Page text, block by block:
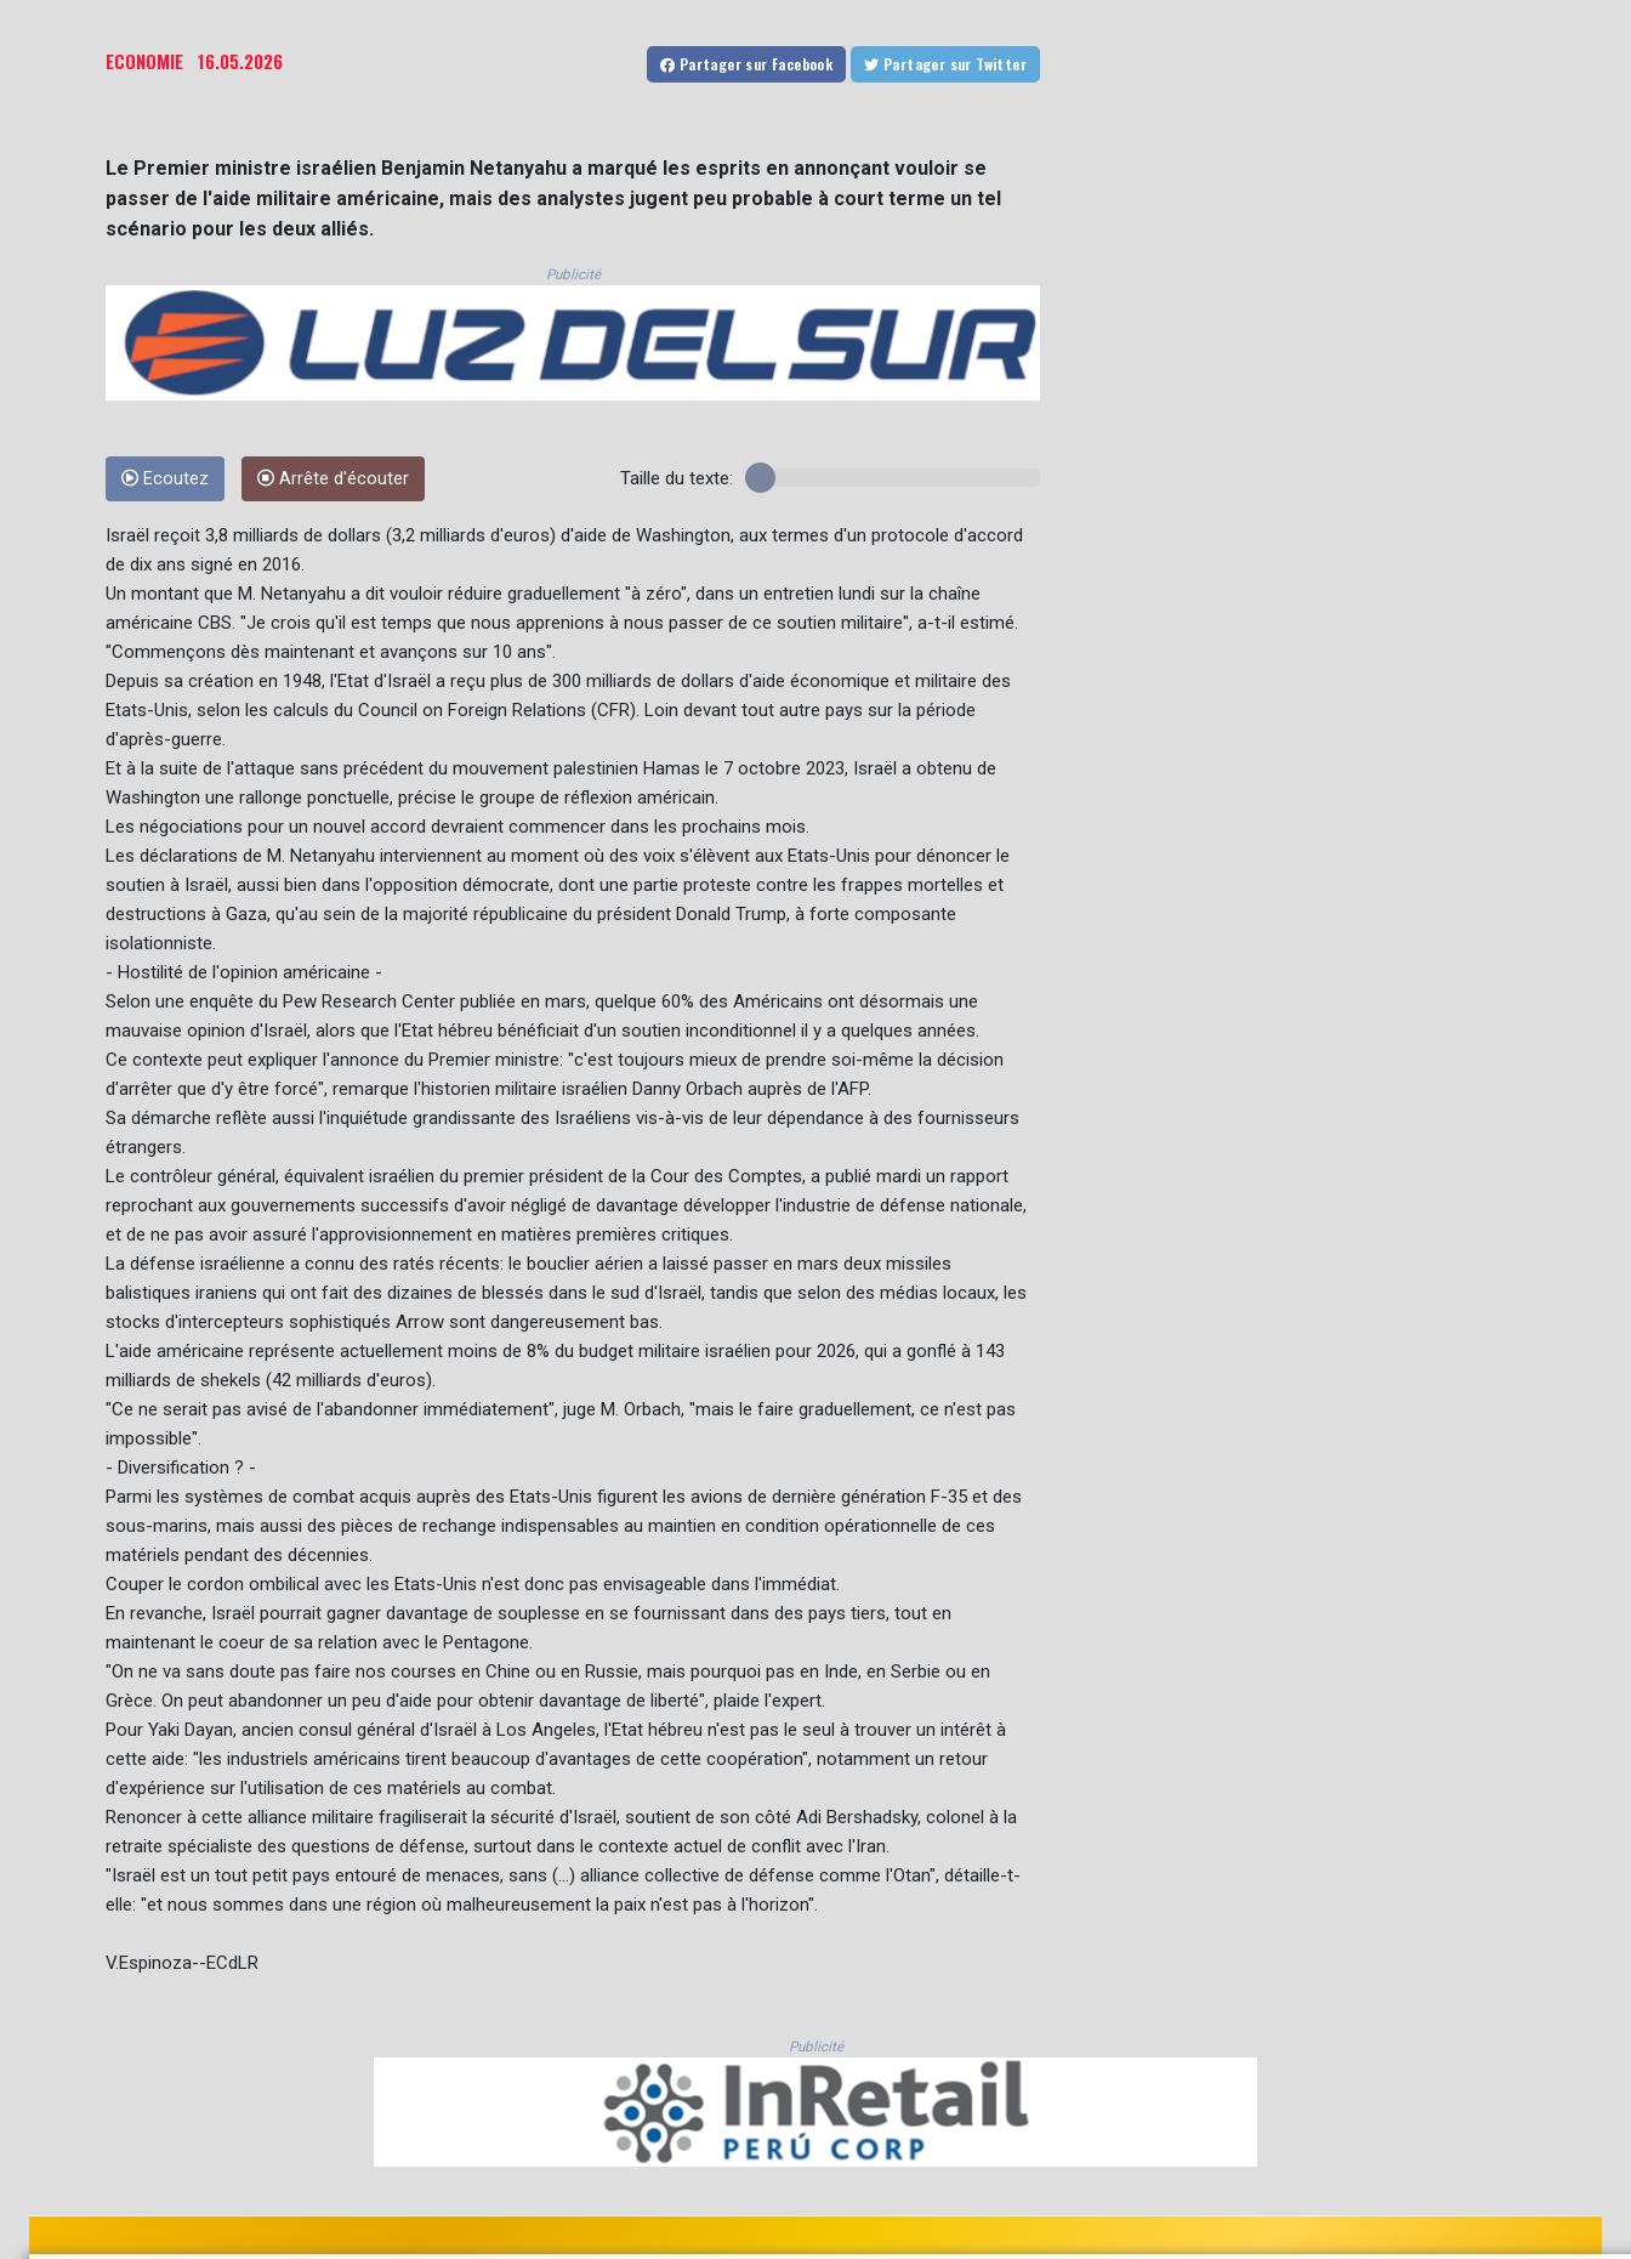
ECONOMIE 16.05.2026 Partager sur Facebook Partager sur Twitter
Le Premier ministre israélien Benjamin Netanyahu a marqué les esprits en annonçant vouloir se
passer de l'aide militaire américaine, mais des analystes jugent peu probable à court terme un tel
scénario pour les deux alliés.
Publicité
Ecoutez Arrête d'écouter Taille du texte:
Israël reçoit 3,8 milliards de dollars (3,2 milliards d'euros) d'aide de Washington, aux termes d'un protocole d'accord
de dix ans signé en 2016.
Un montant que M. Netanyahu a dit vouloir réduire graduellement "à zéro", dans un entretien lundi sur la chaîne
américaine CBS. "Je crois qu'il est temps que nous apprenions à nous passer de ce soutien militaire", a-t-il estimé.
"Commençons dès maintenant et avançons sur 10 ans".
Depuis sa création en 1948, l'Etat d'Israël a reçu plus de 300 milliards de dollars d'aide économique et militaire des
Etats-Unis, selon les calculs du Council on Foreign Relations (CFR). Loin devant tout autre pays sur la période
d'après-guerre.
Et à la suite de l'attaque sans précédent du mouvement palestinien Hamas le 7 octobre 2023, Israël a obtenu de
Washington une rallonge ponctuelle, précise le groupe de réflexion américain.
Les négociations pour un nouvel accord devraient commencer dans les prochains mois.
Les déclarations de M. Netanyahu interviennent au moment où des voix s'élèvent aux Etats-Unis pour dénoncer le
soutien à Israël, aussi bien dans l'opposition démocrate, dont une partie proteste contre les frappes mortelles et
destructions à Gaza, qu'au sein de la majorité républicaine du président Donald Trump, à forte composante
isolationniste.
- Hostilité de l'opinion américaine -
Selon une enquête du Pew Research Center publiée en mars, quelque 60% des Américains ont désormais une
mauvaise opinion d'Israël, alors que l'Etat hébreu bénéficiait d'un soutien inconditionnel il y a quelques années.
Ce contexte peut expliquer l'annonce du Premier ministre: "c'est toujours mieux de prendre soi-même la décision
d'arrêter que d'y être forcé", remarque l'historien militaire israélien Danny Orbach auprès de l'AFP.
Sa démarche reflète aussi l'inquiétude grandissante des Israéliens vis-à-vis de leur dépendance à des fournisseurs
étrangers.
Le contrôleur général, équivalent israélien du premier président de la Cour des Comptes, a publié mardi un rapport
reprochant aux gouvernements successifs d'avoir négligé de davantage développer l'industrie de défense nationale,
et de ne pas avoir assuré l'approvisionnement en matières premières critiques.
La défense israélienne a connu des ratés récents: le bouclier aérien a laissé passer en mars deux missiles
balistiques iraniens qui ont fait des dizaines de blessés dans le sud d'Israël, tandis que selon des médias locaux, les
stocks d'intercepteurs sophistiqués Arrow sont dangereusement bas.
L'aide américaine représente actuellement moins de 8% du budget militaire israélien pour 2026, qui a gonflé à 143
milliards de shekels (42 milliards d'euros).
"Ce ne serait pas avisé de l'abandonner immédiatement", juge M. Orbach, "mais le faire graduellement, ce n'est pas
impossible".
- Diversification ? -
Parmi les systèmes de combat acquis auprès des Etats-Unis figurent les avions de dernière génération F-35 et des
sous-marins, mais aussi des pièces de rechange indispensables au maintien en condition opérationnelle de ces
matériels pendant des décennies.
Couper le cordon ombilical avec les Etats-Unis n'est donc pas envisageable dans l'immédiat.
En revanche, Israël pourrait gagner davantage de souplesse en se fournissant dans des pays tiers, tout en
maintenant le coeur de sa relation avec le Pentagone.
"On ne va sans doute pas faire nos courses en Chine ou en Russie, mais pourquoi pas en Inde, en Serbie ou en
Grèce. On peut abandonner un peu d'aide pour obtenir davantage de liberté", plaide l'expert.
Pour Yaki Dayan, ancien consul général d'Israël à Los Angeles, l'Etat hébreu n'est pas le seul à trouver un intérêt à
cette aide: "les industriels américains tirent beaucoup d'avantages de cette coopération", notamment un retour
d'expérience sur l'utilisation de ces matériels au combat.
Renoncer à cette alliance militaire fragiliserait la sécurité d'Israël, soutient de son côté Adi Bershadsky, colonel à la
retraite spécialiste des questions de défense, surtout dans le contexte actuel de conflit avec l'Iran.
"Israël est un tout petit pays entouré de menaces, sans (...) alliance collective de défense comme l'Otan", détaille-t-
elle: "et nous sommes dans une région où malheureusement la paix n'est pas à l'horizon".
V.Espinoza--ECdLR
Publicité